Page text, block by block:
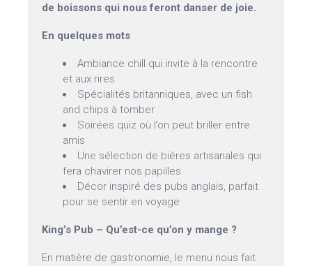
de boissons qui nous feront danser de joie.
En quelques mots
Ambiance chill qui invite à la rencontre
et aux rires
Spécialités britanniques, avec un fish
and chips à tomber
Soirées quiz où l’on peut briller entre
amis
Une sélection de bières artisanales qui
fera chavirer nos papilles
Décor inspiré des pubs anglais, parfait
pour se sentir en voyage
King’s Pub – Qu’est-ce qu’on y mange ?
En matière de gastronomie, le menu nous fait